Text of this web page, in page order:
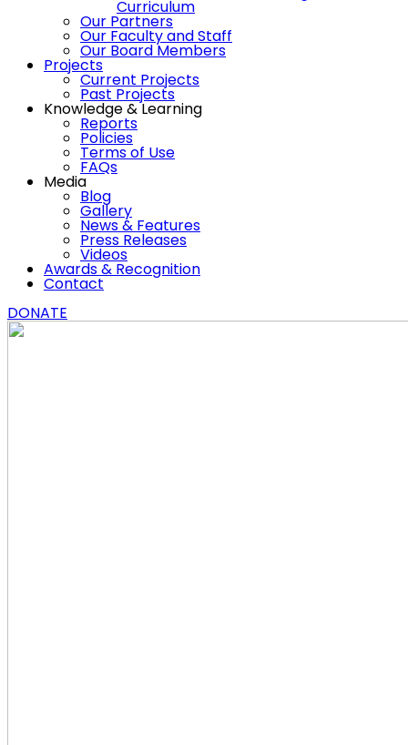
Curriculum
Our Partners
Our Faculty and Staff
Our Board Members
Projects
Current Projects
Past Projects
Knowledge & Learning
Reports
Policies
Terms of Use
FAQs
Media
Blog
Gallery
News & Features
Press Releases
Videos
Awards & Recognition
Contact
DONATE